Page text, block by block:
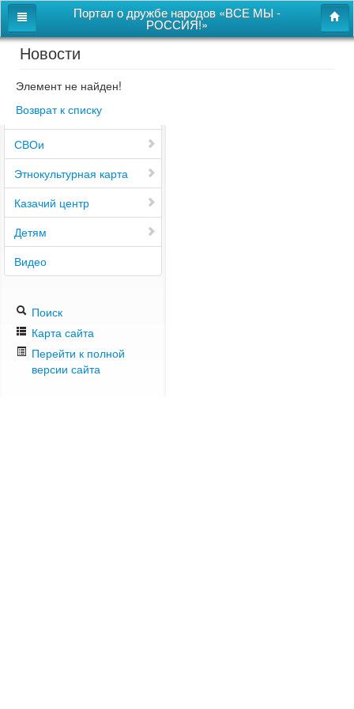
Портал о дружбе народов «ВСЕ МЫ -
РОССИЯ!»
Главная
Дом дружбы народов
Новости
СВОи
Этнокультурная карта
Казачий центр
Детям
Видео
Поиск
Карта сайта
Перейти к полной
версии сайта
Новости
Элемент не найден!
Возврат к списку